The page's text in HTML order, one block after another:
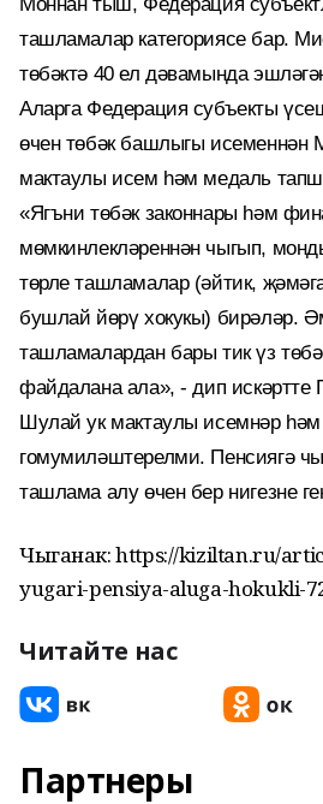
ташламалар категориясе бар.
төбәктә 40 ел дәвамында
Аларга Федерация субъекты
өчен төбәк башлыгы исеменнән
мактаулы исем һәм медаль
«Ягъни төбәк законнары һәм
мөмкинлекләреннән чыгып,
төрле ташламалар (әйтик,
бушлай йөрү хокукы) бирәләр.
ташламалардан бары тик үз
файдалана ала», - дип искәртте
Шулай ук мактаулы исемнәр
гомумиләштерелми. Пенсиягә
ташлама алу өчен бер нигезне
Чыганак: https://kiziltan.ru/
yugari-pensiya-aluga-hokukli-
Читайте нас
Партнеры